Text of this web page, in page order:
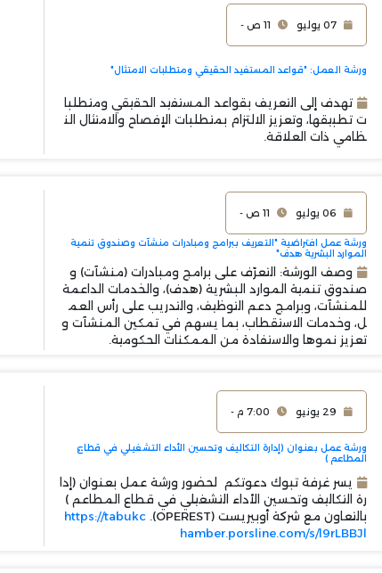
07 يوليو
ورشة العمل: "قواعد المستفيد الحقيقي ومتطلبات الامتثال"
تهدف إلى التعريف بقواعد المستفيد الحقيقي ومتطلبا
ت تطبيقها، وتعزيز الالتزام بمتطلبات الإفصاح والامتثال الن
ظامي ذات العلاقة.
ورشة عمل افتراضية "التعريف ببرامج ومبادرات منشآت وصندوق تنمية
الموارد البشرية هدف"
وصف الورشة: التعرّف على برامج ومبادرات (منشآت) و
صندوق تنمية الموارد البشرية (هدف)، والخدمات الداعمة
للمنشآت، وبرامج دعم التوظيف، والتدريب على رأس العم
ل، وخدمات الاستقطاب، بما يسهم في تمكين المنشآت و
تعزيز نموها والاستفادة من الممكنات الحكومية.
ورشة عمل بعنوان (إدارة التكاليف وتحسين الأداء التشغيلي في قطاع
المطاعم )
يسر غرفة تبوك دعوتكم لحضور ورشة عمل بعنوان (إدا
رة التكاليف وتحسين الأداء التشغيلي في قطاع المطاعم )
بالتعاون مع شركة أوبيريست (OPEREST).
https://tabukc
hamber.porsline.com/s/l9rLBBJl